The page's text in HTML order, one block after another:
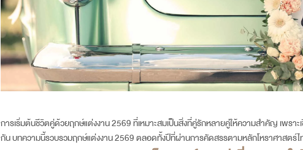
การเริ่มต้นชีวิตคู่ด้วยฤกษ์แต่งงาน2569ที่เหมาะสมเป็นสิ่งที่คู่รักหลายคู่ให้ความสำคัญ เพรา
กัน บทความนี้รวบรวมฤกษ์แต่งงาน2569ตลอดทั้งปีที่ผ่านการคัดสรรตามหลักโหราศาสตร์ไ